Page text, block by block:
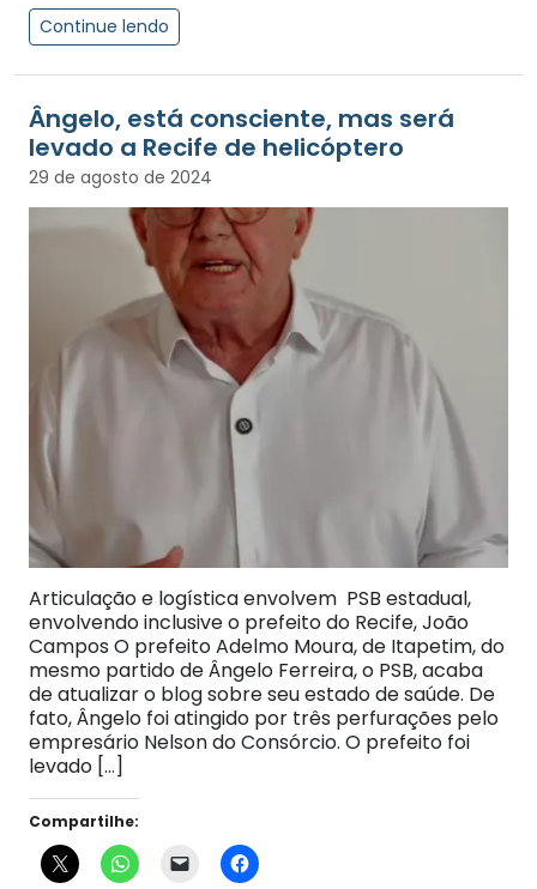
Continue lendo
Ângelo, está consciente, mas será
levado a Recife de helicóptero
29 de agosto de 2024
Articulação e logística envolvem PSB estadual,
envolvendo inclusive o prefeito do Recife, João
Campos O prefeito Adelmo Moura, de Itapetim, do
mesmo partido de Ângelo Ferreira, o PSB, acaba
de atualizar o blog sobre seu estado de saúde. De
fato, Ângelo foi atingido por três perfurações pelo
empresário Nelson do Consórcio. O prefeito foi
levado […]
Compartilhe: